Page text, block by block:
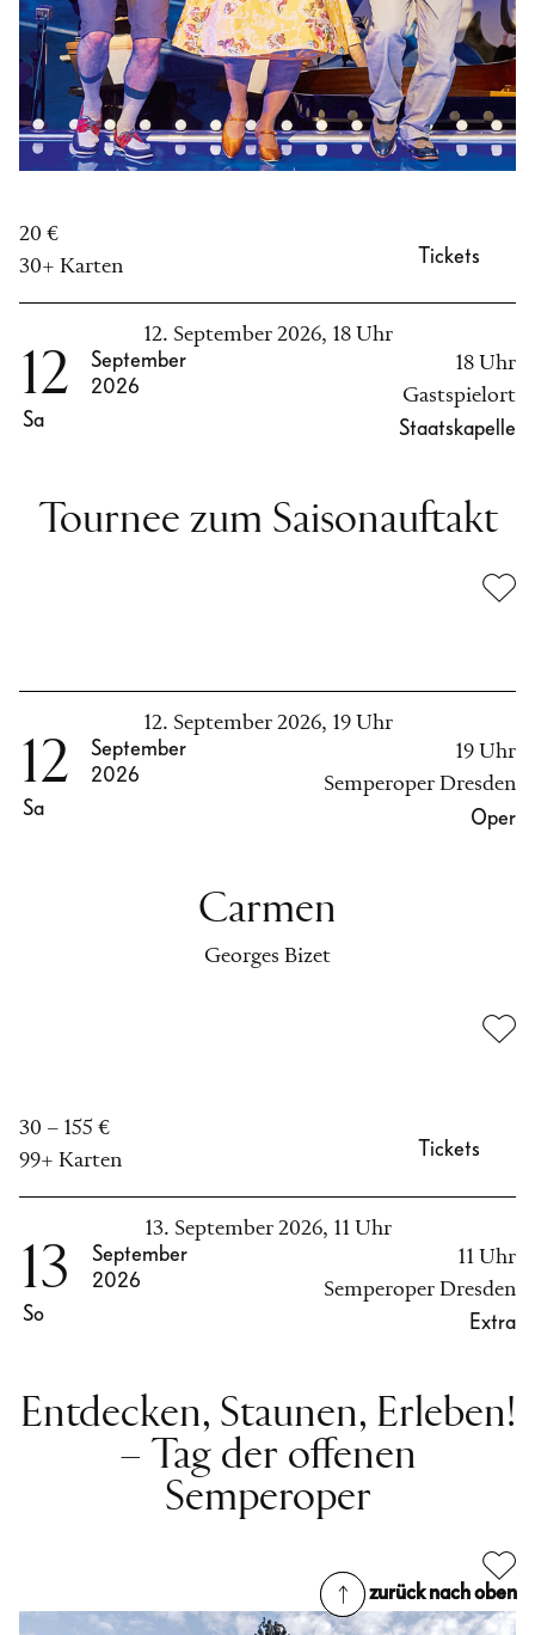
Tickets
20 €
30+ Karten
Tournee zum Saisonauftakt
12. September 2026, 18 Uhr
12
Sa
September
2026
18 Uhr
Gastspielort
Staatskapelle
Carmen
Georges Bizet
12. September 2026, 19 Uhr
12
Sa
September
2026
19 Uhr
Semperoper Dresden
Oper
Tickets
30 – 155 €
99+ Karten
Entdecken, Staunen, Erleben!
– Tag der offenen
Semperoper
13. September 2026, 11 Uhr
13
So
September
2026
11 Uhr
Semperoper Dresden
Extra
zurück nach oben
zurück nach oben